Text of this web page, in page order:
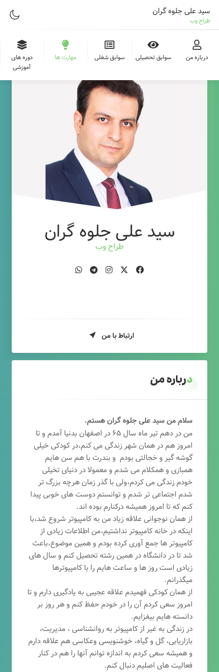
سید علی جلوه گران
طراح وب
درباره من سوابق تحصیلی سوابق شغلی مهارت ها
دوره های
آموزشی
سید علی جلوه گران
طراح وب
ارتباط با من
درباره من
سلام من سید علی جلوه گران هستم.
من در دهم تیر ماه سال ۶۵ در اصفهان بدنیا آمدم و تا
امروز هم در همان شهر زندگی می کنم،در کودکی خیلی
گوشه گیر و خجالتی بودم و بندرت با هم سن هایم
همبازی و همکلام می شدم و معمولا در دنیای تخیلی
خودم زندگی می کردم،ولی با گذر زمان هرچه بزرگ تر
شدم اجتماعی تر شدم و توانستم دوست های خوبی پیدا
کنم که تا امروز همیشه درکنارم بوده اند.
از همان نوجوانی علاقه زیاد من به کامپیوتر شروع شد،با
اینکه در خانه کامپیوتر نداشتیم،من اطلاعات زیادی از
کامپیوتر ها جمع آوری کرده بودم و همین موضوع،باعث
شد تا در دانشگاه در همین رشته تحصیل کنم و سال های
زیادی است روز ها و ساعت هایم را با کامپیوترها
میگذرانم.
از همان کودکی فهمیدم علاقه عجیبی به یادگیری دارم و تا
امروز سعی کردم آن را در خودم حفظ کنم و هر روز بر
دانسته هایم بیفزایم.
در زندگی به غیر از کامپیوتر به روانشناسی ، مدیریت،
بازاریابی، گل و گیاه، خوشنویسی وعکاسی هم علاقه دارم
و همیشه سعی کردم به اندازه توانم آنها را هم در کنار
فعالیت های اصلیم دنبال کنم.